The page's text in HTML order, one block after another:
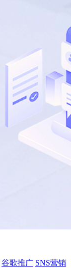
谷歌推广 SNS营销